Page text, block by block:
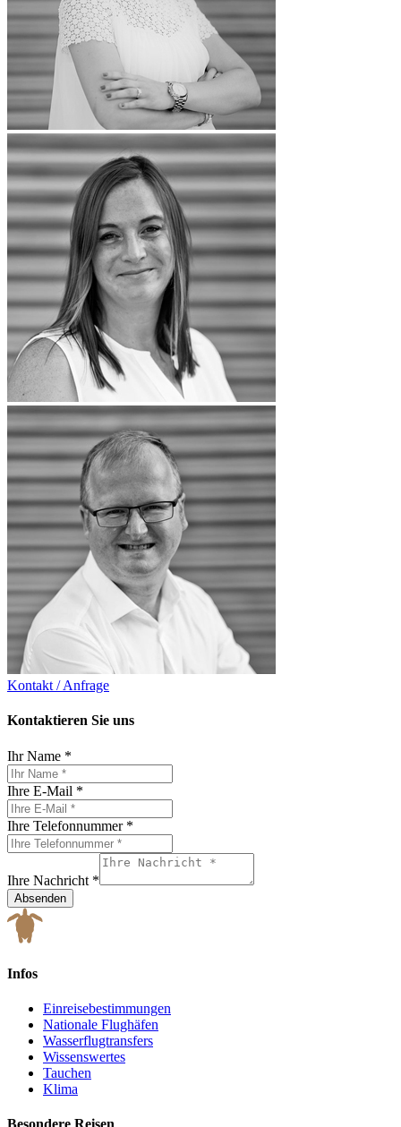
Kontakt / Anfrage
Kontaktieren Sie uns
Ihr Name *
Ihre E-Mail *
Ihre Telefonnummer *
Ihre Nachricht *
Absenden
Infos
Einreisebestimmungen
Nationale Flughäfen
Wasserflugtransfers
Wissenswertes
Tauchen
Klima